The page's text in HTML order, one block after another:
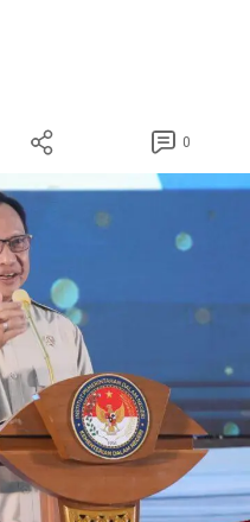
0